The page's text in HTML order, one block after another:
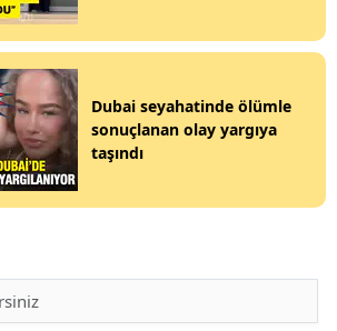
Dubai seyahatinde ölümle
sonuçlanan olay yargıya
taşındı